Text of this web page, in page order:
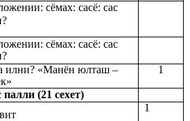
сёмах: сасё: сас
сёмах: сасё: сас
илни? «Манён юлташ –
1
палли (21 сехет)
1